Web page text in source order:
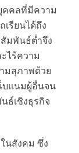
คคลที่มีความ
เรียนได้ถึง
มพันธ์ต่ำจึง
ไร้ความ
มสุภาพด้วย
บแนมผู้อื่นจน
ธ์เชิงธุรกิจ
นสังคม ซึ่ง